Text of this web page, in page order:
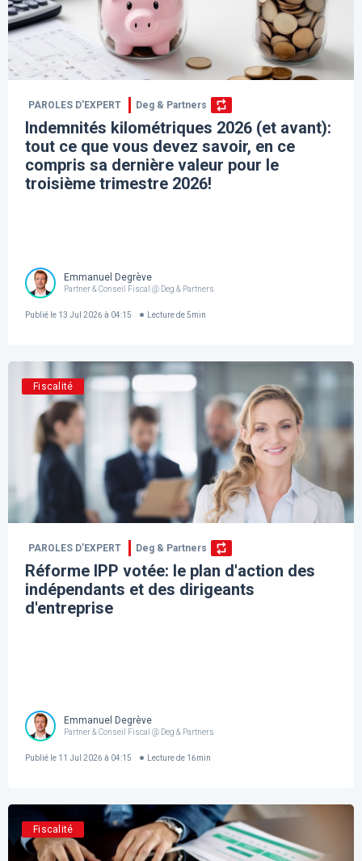
PAROLES D’EXPERT Deg & Partners
Indemnités kilométriques 2026 (et avant):
tout ce que vous devez savoir, en ce
compris sa dernière valeur pour le
troisième trimestre 2026!
Emmanuel Degrève
Partner & Conseil Fiscal @ Deg & Partners
Publié le 13 Jul 2026 à 04:15 Lecture de 5min
Fiscalité
PAROLES D’EXPERT Deg & Partners
Réforme IPP votée: le plan d'action des
indépendants et des dirigeants
d'entreprise
Emmanuel Degrève
Partner & Conseil Fiscal @ Deg & Partners
Publié le 11 Jul 2026 à 04:15 Lecture de 16min
Fiscalité